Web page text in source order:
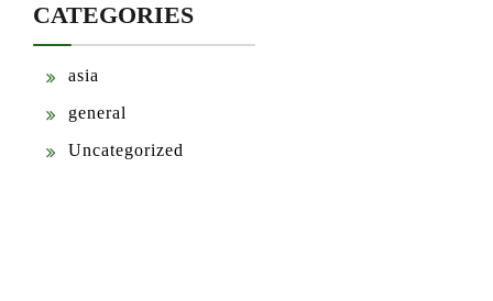
CATEGORIES
asia
general
Uncategorized